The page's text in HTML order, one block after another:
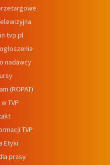
tvp.pl
nadawcy
(ROPAT)
TVP
TVP
Etyki
prasy